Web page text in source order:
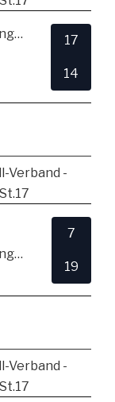
TSV Alemannia Freiburg-Zähringen
17
14
Verband -
TSV Alemannia Freiburg-Zähringen
7
19
Verband -